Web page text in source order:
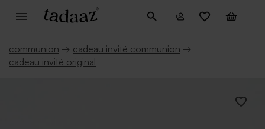
communion → cadeau invité communion →
cadeau invité original